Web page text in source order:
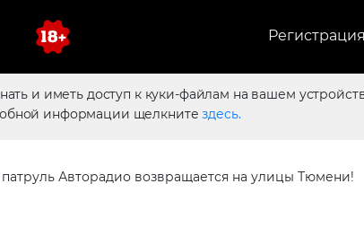
и иметь доступ к куки-файлам на вашем
информации щелкнитездесь.
Авторадио возвращается на улицы Тюмени!